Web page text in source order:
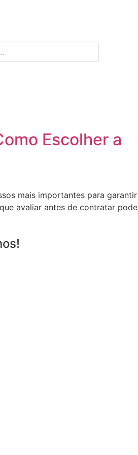
Escolher a
mais importantes para garantir
avaliar antes de contratar pode